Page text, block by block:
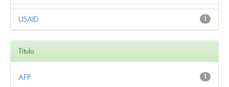
1
USAID
Título
1
AFP